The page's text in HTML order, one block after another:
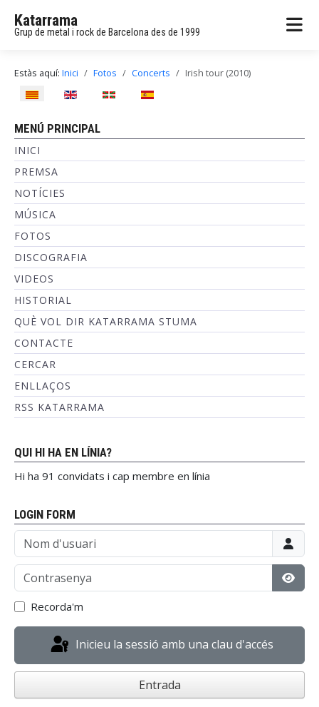
Katarrama
Grup de metal i rock de Barcelona des de 1999
Estàs aquí: Inici Fotos Concerts Irish tour (2010)
Seleccioni el seu idioma
MENÚ PRINCIPAL
INICI
PREMSA
NOTÍCIES
MÚSICA
FOTOS
DISCOGRAFIA
VIDEOS
HISTORIAL
QUÈ VOL DIR KATARRAMA STUMA
CONTACTE
CERCAR
ENLLAÇOS
RSS KATARRAMA
QUI HI HA EN LÍNIA?
Hi ha 91 convidats i cap membre en línia
LOGIN FORM
Nom d'usuari
Contrasenya
Recorda'm
Inicieu la sessió amb una clau d'accés
Entrada